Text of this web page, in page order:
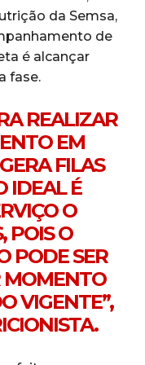
da Semsa,
de
é alcançar
fase.
REALIZAR
EM
FILAS
IDEAL É
O
POIS O
PODE SER
MOMENTO
VIGENTE”,